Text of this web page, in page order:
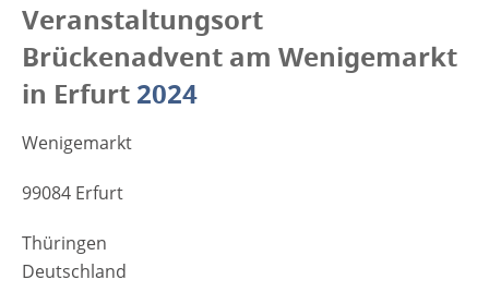
Veranstaltungsort
Brückenadvent am Wenigemarkt
in Erfurt 2024
Wenigemarkt
99084 Erfurt
Thüringen
Deutschland